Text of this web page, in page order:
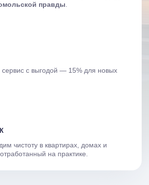
правды
с выгодой — 15% для новых
чистоту в квартирах, домах и
на практике.